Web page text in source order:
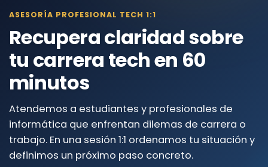
ASESORÍA PROFESIONAL TECH 1:1
Recupera claridad sobre
tu carrera tech en 60
minutos
Atendemos a estudiantes y profesionales de
informática que enfrentan dilemas de carrera o
trabajo. En una sesión 1:1 ordenamos tu situación y
definimos un próximo paso concreto.